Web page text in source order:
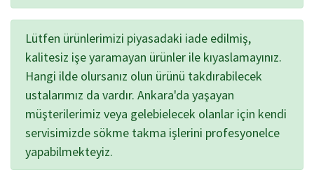
Lütfen ürünlerimizi piyasadaki iade edilmiş,
kalitesiz işe yaramayan ürünler ile kıyaslamayınız.
Hangi ilde olursanız olun ürünü takdırabilecek
ustalarımız da vardır. Ankara'da yaşayan
müşterilerimiz veya gelebielecek olanlar için kendi
servisimizde sökme takma işlerini profesyonelce
yapabilmekteyiz.